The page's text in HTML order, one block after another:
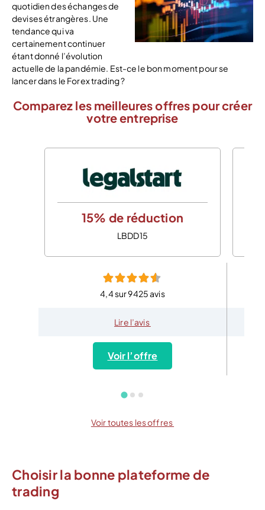
quotidien des échanges de
devises étrangères. Une
tendance qui va
certainement continuer
étant donné l’évolution
actuelle de la pandémie. Est-ce le bon moment pour se
lancer dans le Forex trading ?
Comparez les meilleures offres pour créer
votre entreprise
15% de réduction
LBDD15
4,4 sur 9425 avis
Lire l’avis
Voir l’offre
Voir toutes les offres
Choisir la bonne plateforme de
trading